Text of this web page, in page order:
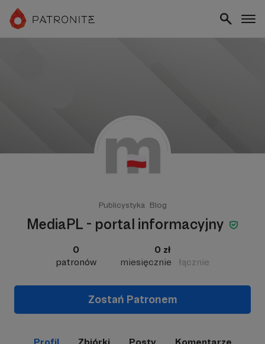
Publicystyka Blog
MediaPL - portal informacyjny
0
patronów
0 zł
miesięcznie
łącznie
Zostań Patronem